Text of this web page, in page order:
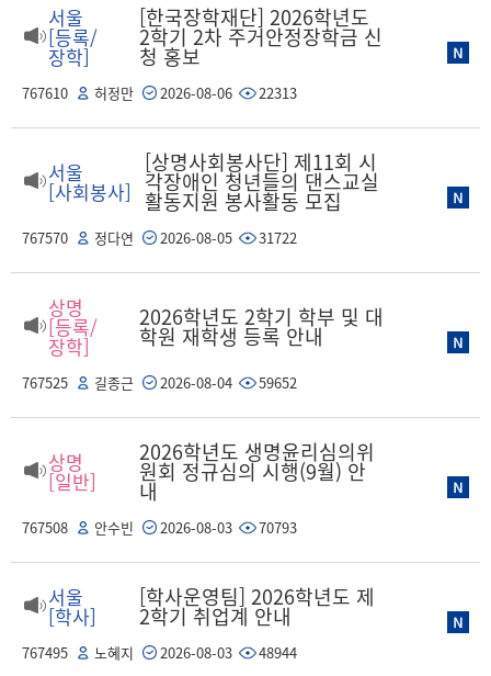
서울
[등록/
장학]
[한국장학재단] 2026학년도
2학기 2차 주거안정장학금 신
청 홍보
767610 허정만 2026-08-06 22313
서울
[사회봉사]
[상명사회봉사단] 제11회 시
각장애인 청년들의 댄스교실
활동지원 봉사활동 모집
767570 정다연 2026-08-05 31722
상명
[등록/
장학]
2026학년도 2학기 학부 및 대
학원 재학생 등록 안내
767525 길종근 2026-08-04 59652
상명
[일반]
2026학년도 생명윤리심의위
원회 정규심의 시행(9월) 안
내
767508 안수빈 2026-08-03 70793
서울
[학사]
[학사운영팀] 2026학년도 제
2학기 취업계 안내
767495 노혜지 2026-08-03 48944